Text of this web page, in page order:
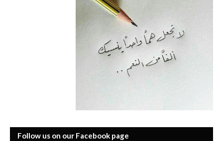
Follow us on our Facebook page